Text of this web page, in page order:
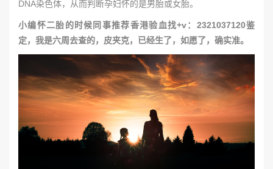
DNA染色体，从而判断孕妇怀的是男胎或女胎。
小编怀二胎的时候同事推荐香港验血找+v：2321037120鉴
定，我是六周去查的，皮夹克，已经生了，如愿了，确实准。